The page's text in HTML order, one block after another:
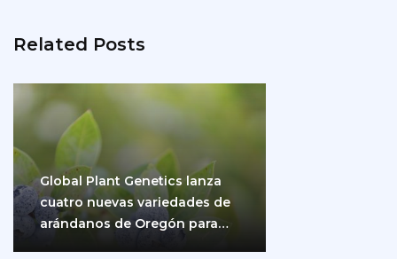
Related Posts
Global Plant Genetics lanza
cuatro nuevas variedades de
arándanos de Oregón para